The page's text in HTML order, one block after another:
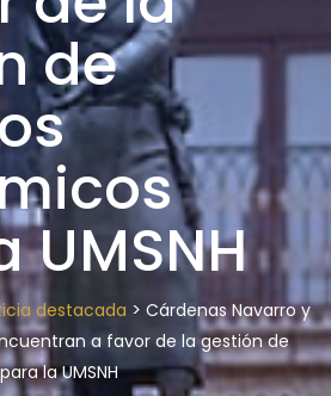
de
UMSNH
destacada > Cárdenas Navarro y
a favor de la gestión de
la UMSNH